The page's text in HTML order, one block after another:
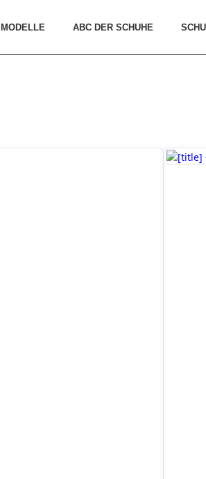
MODELLE ABC DER SCHUHE